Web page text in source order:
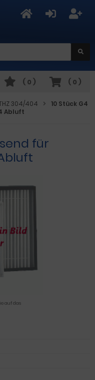
( 0 )
( 0 )
304/404
10 Stück G4
Abluft
für
auf das